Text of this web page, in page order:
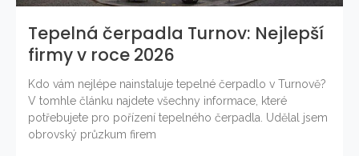
Tepelná čerpadla Turnov: Nejlepší
firmy v roce 2026
Kdo vám nejlépe nainstaluje tepelné čerpadlo v Turnově?
V tomhle článku najdete všechny informace, které
potřebujete pro pořízení tepelného čerpadla. Udělal jsem
obrovský průzkum firem